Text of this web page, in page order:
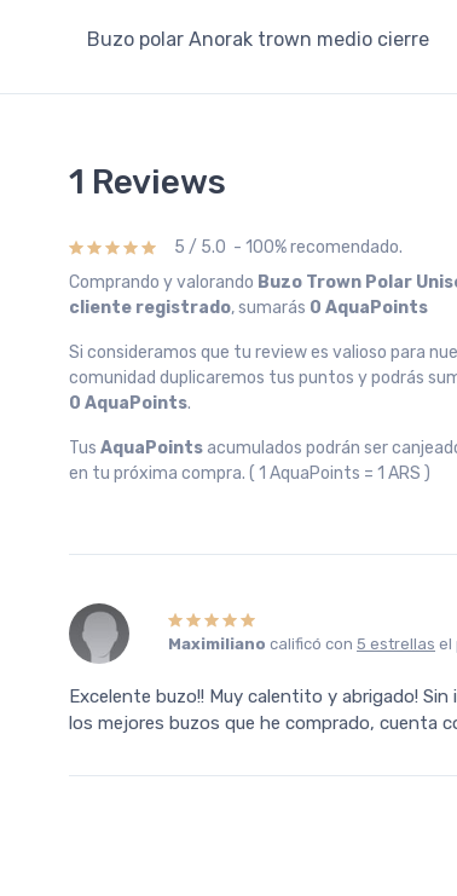
Buzo polar Anorak trown medio cierre
1 Reviews
5 / 5.0 - 100% recomendado.
Comprando y valorando Buzo Trown Polar
cliente registrado, sumarás 0 AquaPoints
Si consideramos que tu review es valioso para
comunidad duplicaremos tus puntos y podrás
0 AquaPoints.
Tus AquaPointsacumulados podrán ser
en tu próxima compra. ( 1 AquaPoints = 1 ARS )
Maximiliano calificó con 5 estrellas el
Excelente buzo!! Muy calentito y abrigado!
los mejores buzos que he comprado, cuenta